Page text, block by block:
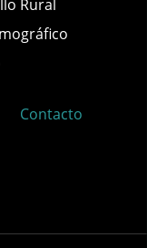
Rural
Contacto